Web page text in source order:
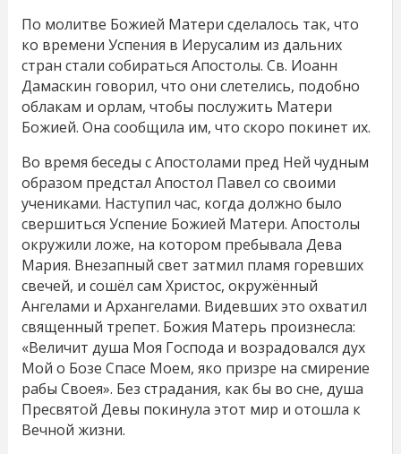
По молитве Божией Матери сделалось так, что
ко времени Успения в Иерусалим из дальних
стран стали собираться Апостолы. Св. Иоанн
Дамаскин говорил, что они слетелись, подобно
облакам и орлам, чтобы послужить Матери
Божией. Она сообщила им, что скоро покинет их.
Во время беседы с Апостолами пред Ней чудным
образом предстал Апостол Павел со своими
учениками. Наступил час, когда должно было
свершиться Успение Божией Матери. Апостолы
окружили ложе, на котором пребывала Дева
Мария. Внезапный свет затмил пламя горевших
свечей, и сошёл сам Христос, окружённый
Ангелами и Архангелами. Видевших это охватил
священный трепет. Божия Матерь произнесла:
«Величит душа Моя Господа и возрадовался дух
Мой о Бозе Спасе Моем, яко призре на смирение
рабы Своея». Без страдания, как бы во сне, душа
Пресвятой Девы покинула этот мир и отошла к
Вечной жизни.